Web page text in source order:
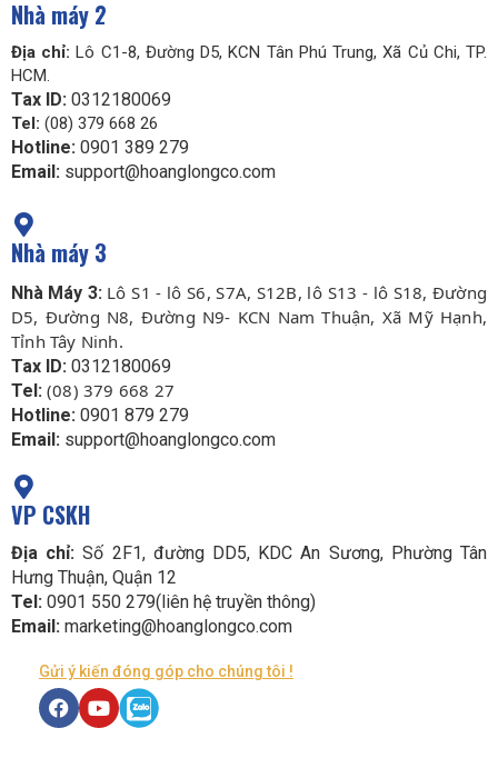
Nhà máy 2
Địa chỉ: Lô C1-8, Đường D5, KCN Tân Phú Trung, Xã Củ Chi, TP.
HCM.
Tax ID: 0312180069
Tel: (08) 379 668 26
Hotline: 0901 389 279
Email: support@hoanglongco.com
Nhà máy 3
Nhà Máy 3: Lô S1 - lô S6, S7A, S12B, lô S13 - lô S18, Đường
D5, Đường N8, Đường N9- KCN Nam Thuận, Xã Mỹ Hạnh,
Tỉnh Tây Ninh.
Tax ID: 0312180069
Tel: (08) 379 668 27
Hotline: 0901 879 279
Email: support@hoanglongco.com
VP CSKH
Địa chỉ: Số 2F1, đường DD5, KDC An Sương, Phường Tân
Hưng Thuận, Quận 12
Tel: 0901 550 279(liên hệ truyền thông)
Email: marketing@hoanglongco.com
Gửi ý kiến đóng góp cho chúng tôi !